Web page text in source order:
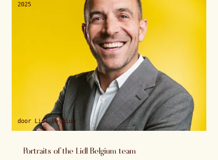
2025
door Lidl Belgium
Portraits of the Lidl Belgium team